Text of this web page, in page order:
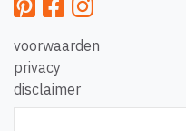
voorwaarden
privacy
disclaimer